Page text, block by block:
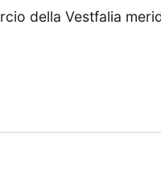
della Vestfalia